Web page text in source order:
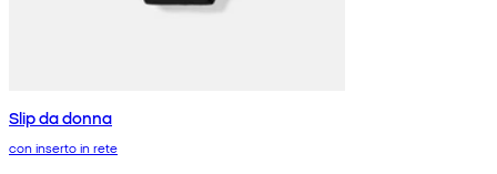
Slip da donna
con inserto in rete